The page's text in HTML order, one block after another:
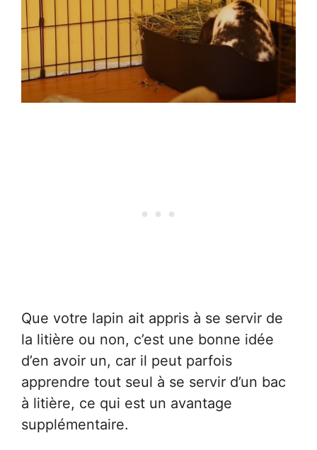
Que votre lapin ait appris à se servir de
la litière ou non, c’est une bonne idée
d’en avoir un, car il peut parfois
apprendre tout seul à se servir d’un bac
à litière, ce qui est un avantage
supplémentaire.